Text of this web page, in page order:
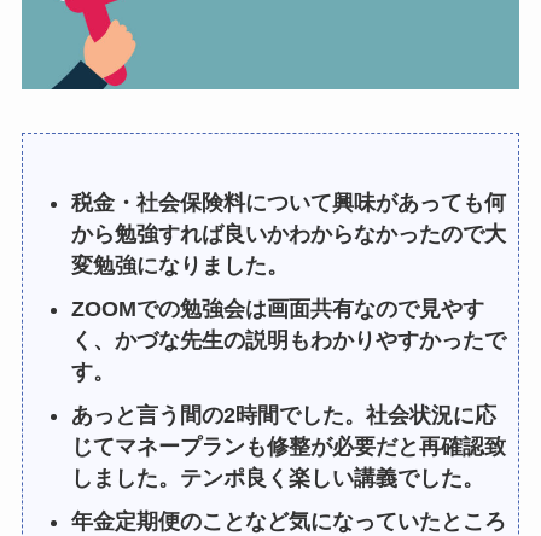
税金・社会保険料について興味があっても何
から勉強すれば良いかわからなかったので大
変勉強になりました。
ZOOMでの勉強会は画面共有なので見やす
く、かづな先生の説明もわかりやすかったで
す。
あっと言う間の2時間でした。社会状況に応
じてマネープランも修整が必要だと再確認致
しました。テンポ良く楽しい講義でした。
年金定期便のことなど気になっていたところ